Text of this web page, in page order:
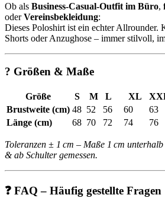
Ob als Business-Casual-Outfit im Büro,
oderVereinsbekleidung:
Dieses Poloshirt ist ein echter Allrounder.
Shorts oder Anzughose – immer stilvoll,
? Größen & Maße
Größe S M L XL
Brustweite (cm) 48 52 56 60 63
Länge (cm)
68 70 72 74 76
Toleranzen ± 1 cm – Maße 1 cm
& ab Schulter gemessen.
❓ FAQ – Häufig gestellte Fragen